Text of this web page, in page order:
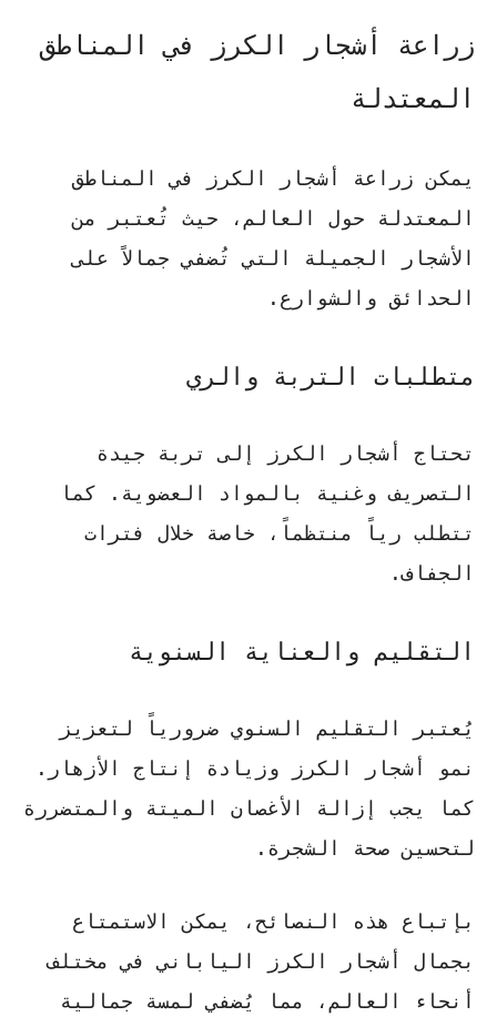
زراعة أشجار الكرز في المناطق
المعتدلة
يمكن زراعة أشجار الكرز في المناطق
المعتدلة حول العالم، حيث تُعتبر من
الأشجار الجميلة التي تُضفي جمالاً على
الحدائق والشوارع.
متطلبات التربة والري
تحتاج أشجار الكرز إلى تربة جيدة
التصريف وغنية بالمواد العضوية. كما
تتطلب رياً منتظماً، خاصة خلال فترات
الجفاف.
التقليم والعناية السنوية
يُعتبر التقليم السنوي ضرورياً لتعزيز
نمو أشجار الكرز وزيادة إنتاج الأزهار.
كما يجب إزالة الأغصان الميتة والمتضررة
لتحسين صحة الشجرة.
بإتباع هذه النصائح، يمكن الاستمتاع
بجمال أشجار الكرز الياباني في مختلف
أنحاء العالم، مما يُضفي لمسة جمالية